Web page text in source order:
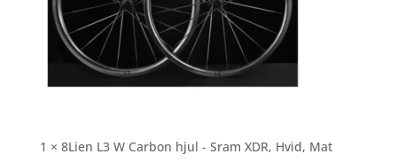
1 × 8Lien L3 W Carbon hjul - Sram XDR, Hvid, Mat